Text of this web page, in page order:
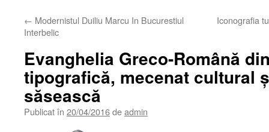
← Modernistul Duiliu Marcu In Bucurestiul
Interbelic
Iconografia
Evanghelia Greco-Română
tipografică, mecenat cultural
săsească
Publicat în 20/04/2016deadmin